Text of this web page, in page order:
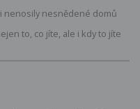
nenosily nesnědené domů
to, co jíte, ale i kdy to jíte